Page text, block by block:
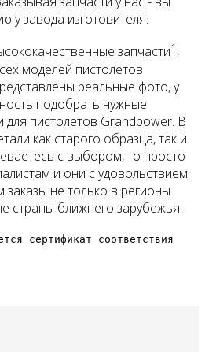
у завода изготовителя.
запчасти1 ,
моделей пистолетов
реальные фото, у
подобрать нужные
для пистолетов Grandpower. В
как старого образца, так и
с выбором, то просто
и они с удовольствием
не только в регионы
страны ближнего зарубежья.
сертификат соответствия